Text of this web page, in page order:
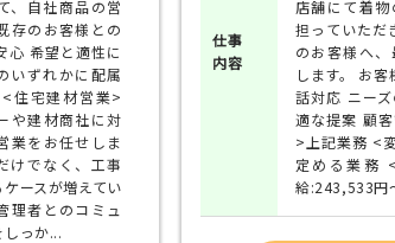
、自社商品の営
存のお客様との
心 希望と適性に
いずれかに配属
住宅建材営業>
や建材商社に対
業をお任せしま
けでなく、工事
ースが増えてい
理者とのコミュ
っか...
仕事
内容
店舗にて着
担っていただ
のお客様へ
します。 お
話対応 ニー
適な提案 顧
>上記業務 <
定める業務
給:243,533円